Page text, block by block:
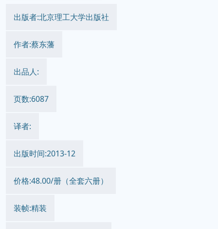
出版者:北京理工大学出版社
作者:蔡东藩
出品人:
页数:6087
译者:
出版时间:2013-12
价格:48.00/册（全套六册）
装帧:精装